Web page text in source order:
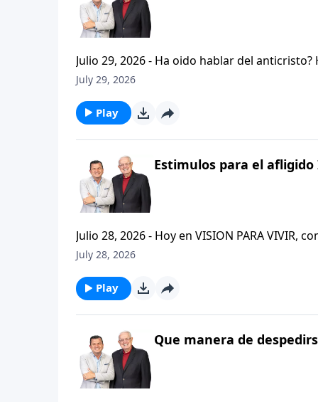
Julio 29, 2026 - Ha oido hablar del
que se refiere la Biblia cuando usa la palabra
capitulo de 2 Tesalonicenses y escuchemos
AFLIGIDO.
July 29, 2026
Play
Estimulos para el afligido
Julio 28, 2026 - Hoy en VISION PARA
CRISTIANISMO FIRME: UN ESTUDIO DE 2
el pastor Carlos A. Zazueta titulo: "ESTIMULOS
July 28, 2026
Play
Que manera de